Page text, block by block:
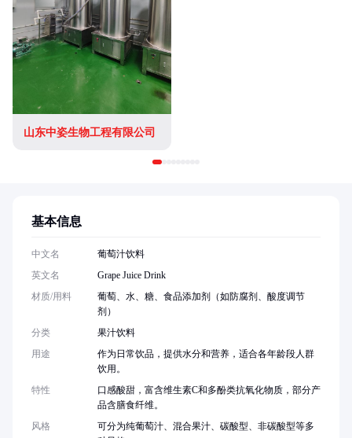
山东中姿生物工程有限公司
基本信息
中文名
葡萄汁饮料
英文名
Grape Juice Drink
材质/用料
葡萄、水、糖、食品添加剂（如防腐剂、酸度调节
剂）
分类
果汁饮料
用途
作为日常饮品，提供水分和营养，适合各年龄段人群
饮用。
特性
口感酸甜，富含维生素C和多酚类抗氧化物质，部分产
品含膳食纤维。
风格
可分为纯葡萄汁、混合果汁、碳酸型、非碳酸型等多